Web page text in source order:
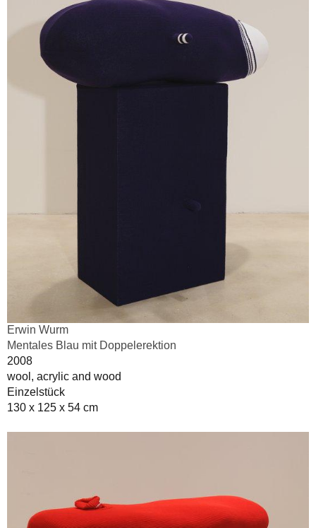
Erwin Wurm
Mentales Blau mit Doppelerektion
2008
wool, acrylic and wood
Einzelstück
130 x 125 x 54 cm